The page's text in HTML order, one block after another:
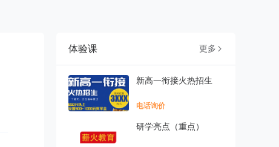
体验课 更多 
新高一衔接火热招生
电话询价
研学亮点（重点）